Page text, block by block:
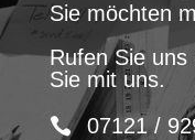
Sie möchten
Rufen Sie uns
Sie mit uns.
07121 /